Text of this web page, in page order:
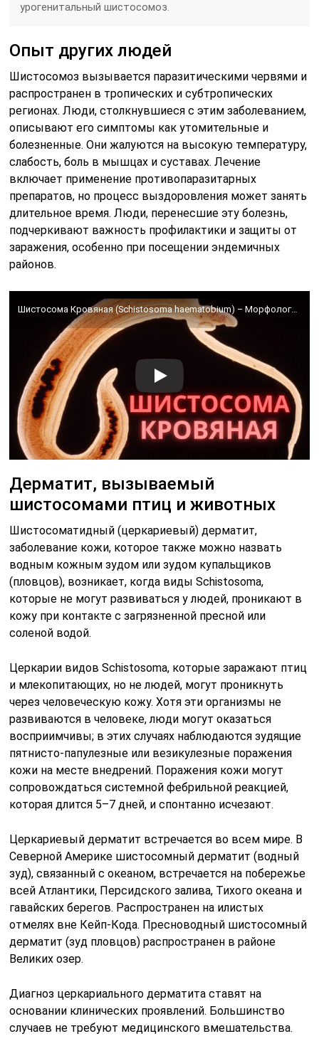
урогенитальный шистосомоз.
Опыт других людей
Шистосомоз вызывается паразитическими червями и
распространен в тропических и субтропических
регионах. Люди, столкнувшиеся с этим заболеванием,
описывают его симптомы как утомительные и
болезненные. Они жалуются на высокую температуру,
слабость, боль в мышцах и суставах. Лечение
включает применение противопаразитарных
препаратов, но процесс выздоровления может занять
длительное время. Люди, перенесшие эту болезнь,
подчеркивают важность профилактики и защиты от
заражения, особенно при посещении эндемичных
районов.
Шистосома Кровяная (Schistosoma haematobium) – Морфология, Жизненный цикл, Симптомы, Профилактика
Дерматит, вызываемый
шистосомами птиц и животных
Шистосоматидный (церкариевый) дерматит,
заболевание кожи, которое также можно назвать
водным кожным зудом или зудом купальщиков
(пловцов), возникает, когда виды Schistosoma,
которые не могут развиваться у людей, проникают в
кожу при контакте с загрязненной пресной или
соленой водой.
Церкарии видов Schistosoma, которые заражают птиц
и млекопитающих, но не людей, могут проникнуть
через человеческую кожу. Хотя эти организмы не
развиваются в человеке, люди могут оказаться
восприимчивы; в этих случаях наблюдаются зудящие
пятнисто-папулезные или везикулезные поражения
кожи на месте внедрений. Поражения кожи могут
сопровождаться системной фебрильной реакцией,
которая длится 5–7 дней, и спонтанно исчезают.
Церкариевый дерматит встречается во всем мире. В
Северной Америке шистосомный дерматит (водный
зуд), связанный с океаном, встречается на побережье
всей Атлантики, Персидского залива, Тихого океана и
гавайских берегов. Распространен на илистых
отмелях вне Кейп-Кода. Пресноводный шистосомный
дерматит (зуд пловцов) распространен в районе
Великих озер.
Диагноз церкариального дерматита ставят на
основании клинических проявлений. Большинство
случаев не требуют медицинского вмешательства.